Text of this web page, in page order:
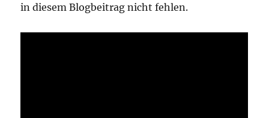
in diesem Blogbeitrag nicht fehlen.